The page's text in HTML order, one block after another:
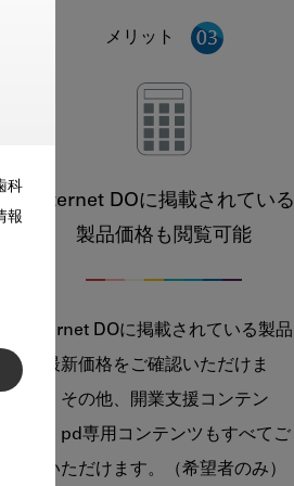
科
報
メリット
Internet DOに掲載されている
製品価格も閲覧可能
Internet DOに掲載されている製品
の最新価格をご確認いただけま
す。その他、開業支援コンテン
ツ、pd専用コンテンツもすべてご
覧いただけます。（希望者のみ）